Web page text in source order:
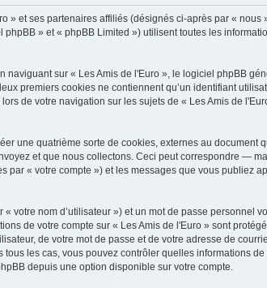
et ses partenaires affiliés (désignés ci-après par « nous
» et « phpBB Limited ») utilisent toutes les
sur « Les Amis de l'Euro », le logiciel phpBB
premiers cookies ne contiennent qu’un identifiant
de votre navigation sur les sujets de « Les Amis de
une quatrième sorte de cookies, externes au
et que nous collectons. Ceci peut correspondre —
par « votre compte ») et les messages que vous publiez
votre nom d’utilisateur ») et un mot de passe personnel
de votre compte sur « Les Amis de l'Euro » sont
de votre mot de passe et de votre adresse de
les cas, vous pouvez contrôler quelles informations
depuis une option disponible sur votre compte.